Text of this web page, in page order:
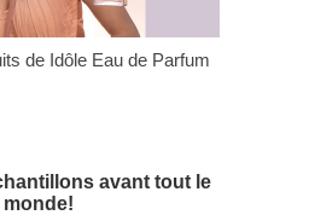
de Idôle Eau de Parfum
avant tout le
monde!